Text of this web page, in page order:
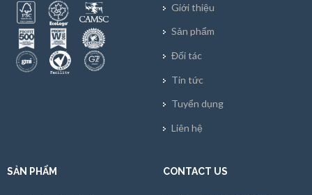
Giới thiệu
Sản phẩm
Đối tác
Tin tức
Tuyển dụng
Liên hệ
SẢN PHẨM CONTACT US